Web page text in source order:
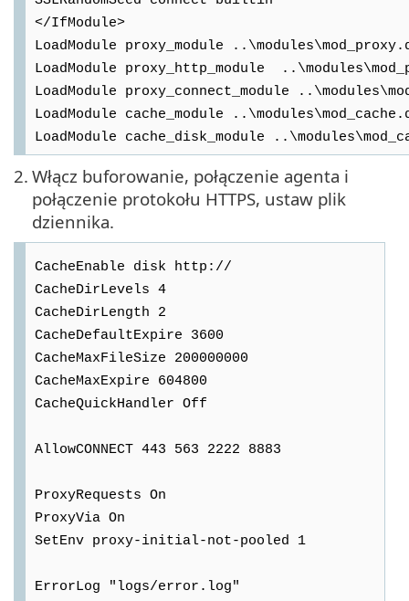
</IfModule>
LoadModule proxy_module
LoadModule proxy_http_module
LoadModule proxy_connect_module
LoadModule cache_module
LoadModule cache_disk_module
2. Włącz buforowanie, połączenie agenta i
połączenie protokołu HTTPS, ustaw plik
dziennika.
CacheEnable disk http://
CacheDirLevels 4
CacheDirLength 2
CacheDefaultExpire 3600
CacheMaxFileSize 200000000
CacheMaxExpire 604800
CacheQuickHandler Off
AllowCONNECT 443 563 2222 8883
ProxyRequests On
ProxyVia On
SetEnv proxy-initial-not-pooled 1
ErrorLog "logs/error.log"